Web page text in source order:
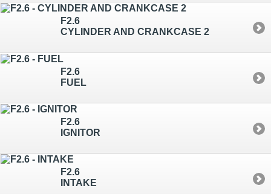
F2.6
CYLINDER AND CRANKCASE 2
F2.6
FUEL
F2.6
IGNITOR
F2.6
INTAKE